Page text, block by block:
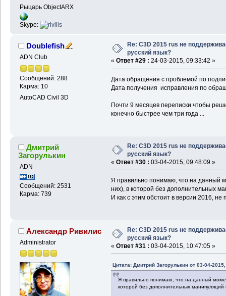
Рыцарь ObjectARX
Skype:
Doublefish
ADN Club
Сообщений: 288
Карма: 10
AutoCAD Civil 3D
Re: C3D 2015 rus не
русский язык?
« Ответ #29 : 24-03-2015, 09:33:42 »
Дата обращения с проблемой по
Дата получения исправления по
Почти 9 месяцев переписки чтобы
конечно быстрее чем три года ...
Дмитрий
Загорулькин
ADN
Сообщений: 2531
Карма: 739
Re: C3D 2015 rus не
русский язык?
« Ответ #30 : 03-04-2015, 09:48:09 »
Я правильно понимаю, что на данный
них), в которой без дополнительных
И как с этим обстоит в версии 2016, не
Александр Ривилис
Administrator
Re: C3D 2015 rus не
русский язык?
« Ответ #31 : 03-04-2015, 10:47:05 »
Цитата: Дмитрий Загорулькин от 03-04-
Я правильно понимаю, что на данный
которой без дополнительных